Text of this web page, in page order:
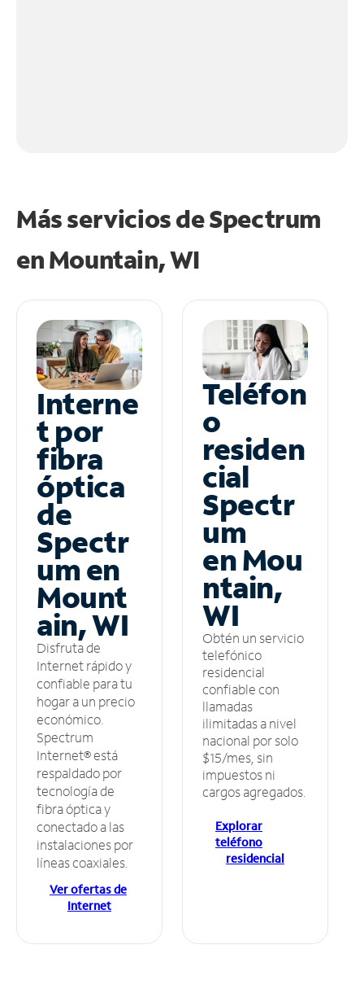
Más servicios de Spectrum
enMountain, WI
Interne
t por
fibra
óptica
de
Spectr
um en
Mount
ain, WI
Disfruta de
Internet rápido y
confiable para tu
hogar a un precio
económico.
Spectrum
Internet® está
respaldado por
tecnología de
fibra óptica y
conectado a las
instalaciones por
líneas coaxiales.
Ver ofertas de
Internet
Teléfon
o
residen
cial
Spectr
um
en Mou
ntain,
WI
Obtén un servicio
telefónico
residencial
confiable con
llamadas
ilimitadas a nivel
nacional por solo
$15/mes, sin
impuestos ni
cargos agregados.
Explorar
teléfono
residencial